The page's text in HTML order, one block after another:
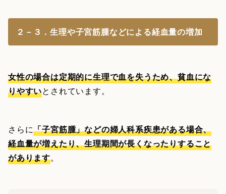
２－３．生理や子宮筋腫などによる経血量の増加
女性の場合は定期的に生理で血を失うため、貧血にな
りやすいとされています。
さらに「子宮筋腫」などの婦人科系疾患がある場合、
経血量が増えたり、生理期間が長くなったりすること
があります。